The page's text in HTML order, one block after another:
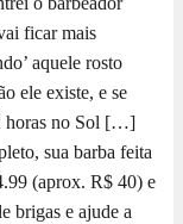
ficar mais
aquele rosto
ele existe, e se
horas no Sol […]
sua barba feita
(aprox. R$ 40) e
brigas e ajude a